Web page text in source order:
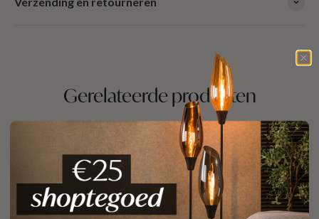
Gerelateerde producten
FAQ